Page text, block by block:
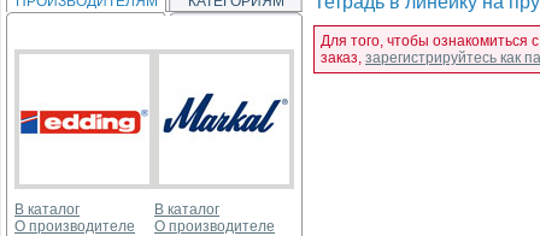
В каталог
О производителе
В каталог
О производителе
Для того, чтобы ознакомиться
заказ, зарегистрируйтесь как